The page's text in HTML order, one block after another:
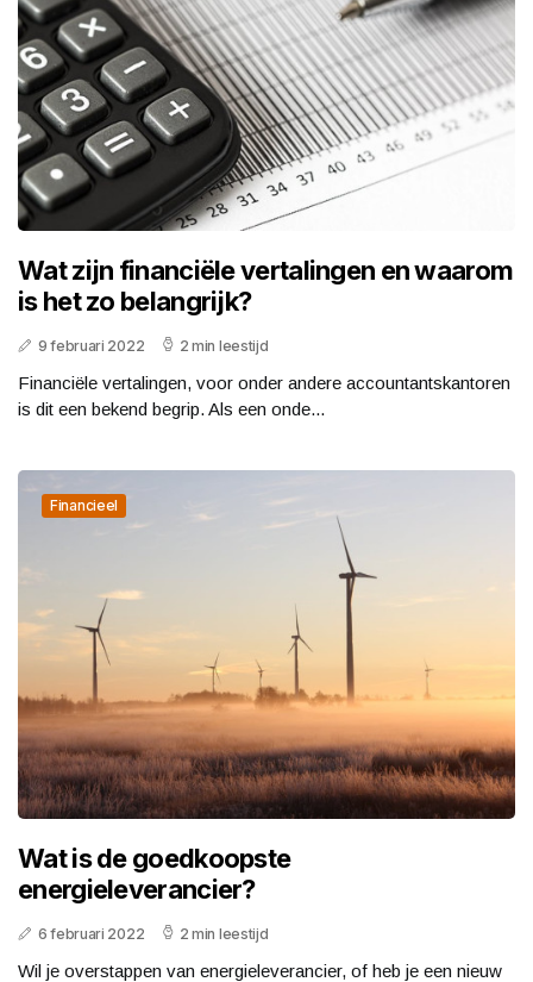
Wat zijn financiële vertalingen en waarom
is het zo belangrijk?
9 februari 2022 2 min leestijd
Financiële vertalingen, voor onder andere accountantskantoren
is dit een bekend begrip. Als een onde...
Financieel
Wat is de goedkoopste
energieleverancier?
6 februari 2022 2 min leestijd
Wil je overstappen van energieleverancier, of heb je een nieuw